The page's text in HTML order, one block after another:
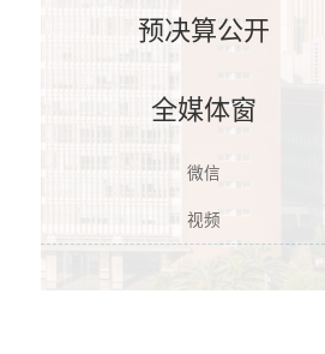
预决算公开
全媒体窗
微信
视频